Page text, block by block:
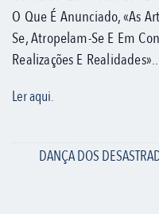
O Que É Anunciado, «as
Se, Atropelam-Se E Em
Realizações E
Ler aqui.
DANÇA DOS